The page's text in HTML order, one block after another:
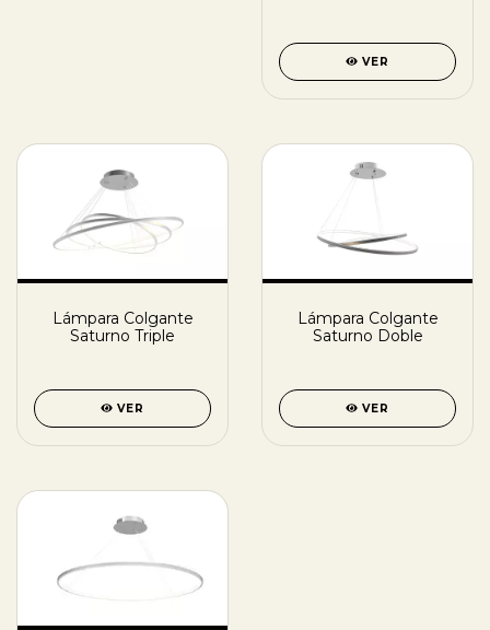
VER
Lámpara Colgante
Saturno Triple
VER
Lámpara Colgante
Saturno Doble
VER